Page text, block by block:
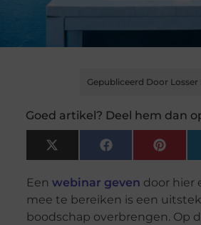
Gepubliceerd Door Losser
Goed artikel? Deel hem dan
X
(Twitter)
Facebook
Een webinar geven door hier
mee te bereiken is een
boodschap overbrengen. Op